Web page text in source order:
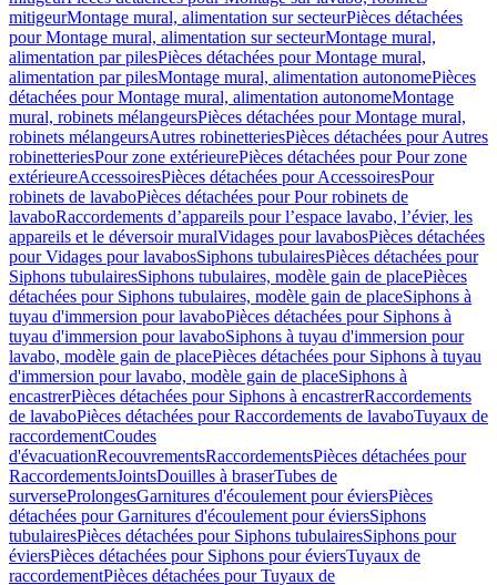
mitigeurMontage mural, alimentation sur secteurPièces détachées
pour Montage mural, alimentation sur secteurMontage mural,
alimentation par pilesPièces détachées pour Montage mural,
alimentation par pilesMontage mural, alimentation autonomePièces
détachées pour Montage mural, alimentation autonomeMontage
mural, robinets mélangeursPièces détachées pour Montage mural,
robinets mélangeursAutres robinetteriesPièces détachées pour Autres
robinetteriesPour zone extérieurePièces détachées pour Pour zone
extérieureAccessoiresPièces détachées pour AccessoiresPour
robinets de lavaboPièces détachées pour Pour robinets de
lavaboRaccordements d’appareils pour l’espace lavabo, l’évier, les
appareils et le déversoir muralVidages pour lavabosPièces détachées
pour Vidages pour lavabosSiphons tubulairesPièces détachées pour
Siphons tubulairesSiphons tubulaires, modèle gain de placePièces
détachées pour Siphons tubulaires, modèle gain de placeSiphons à
tuyau d'immersion pour lavaboPièces détachées pour Siphons à
tuyau d'immersion pour lavaboSiphons à tuyau d'immersion pour
lavabo, modèle gain de placePièces détachées pour Siphons à tuyau
d'immersion pour lavabo, modèle gain de placeSiphons à
encastrerPièces détachées pour Siphons à encastrerRaccordements
de lavaboPièces détachées pour Raccordements de lavaboTuyaux de
raccordementCoudes
d'évacuationRecouvrementsRaccordementsPièces détachées pour
RaccordementsJointsDouilles à braserTubes de
surverseProlongesGarnitures d'écoulement pour éviersPièces
détachées pour Garnitures d'écoulement pour éviersSiphons
tubulairesPièces détachées pour Siphons tubulairesSiphons pour
éviersPièces détachées pour Siphons pour éviersTuyaux de
raccordementPièces détachées pour Tuyaux de